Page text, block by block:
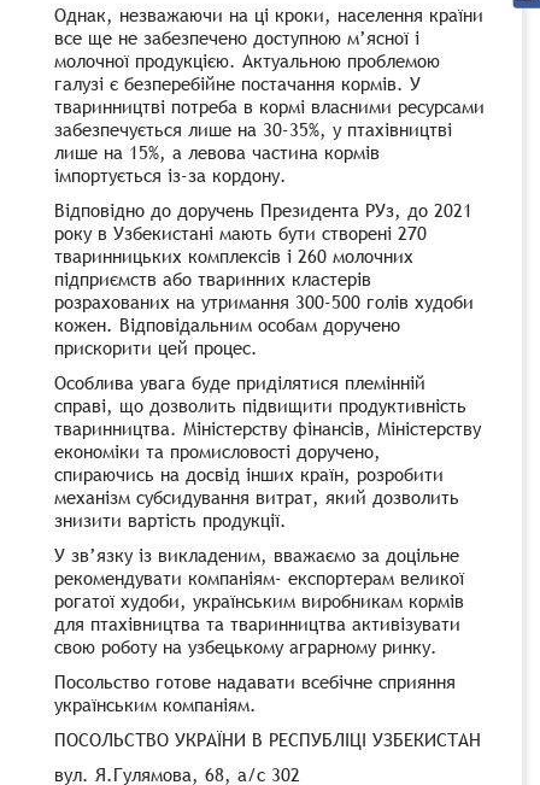
Однак, незважаючи на ці кроки, населення країни
все ще не забезпечено доступною м’ясної і
молочної продукцією. Актуальною проблемою
галузі є безперебійне постачання кормів. У
тваринництві потреба в кормі власними ресурсами
забезпечується лише на 30-35%, у птахівництві
лише на 15%, а левова частина кормів
імпортується із-за кордону.
Відповідно до доручень Президента РУз, до 2021
року в Узбекистані мають бути створені 270
тваринницьких комплексів і 260 молочних
підприємств або тваринних кластерів
розрахованих на утримання 300-500 голів худоби
кожен. Відповідальним особам доручено
прискорити цей процес.
Особлива увага буде приділятися племінній
справі, що дозволить підвищити продуктивність
тваринництва. Міністерству фінансів, Міністерству
економіки та промисловості доручено,
спираючись на досвід інших країн, розробити
механізм субсидування витрат, який дозволить
знизити вартість продукції.
У зв’язку із викладеним, вважаємо за доцільне
рекомендувати компаніям- експортерам великої
рогатої худоби, українським виробникам кормів
для птахівництва та тваринництва активізувати
свою роботу на узбецькому аграрному ринку.
Посольство готове надавати всебічне сприяння
українським компаніям.
ПОСОЛЬСТВО УКРАЇНИ В РЕСПУБЛІЦІ УЗБЕКИСТАН
вул. Я.Гулямова, 68, а/с 302